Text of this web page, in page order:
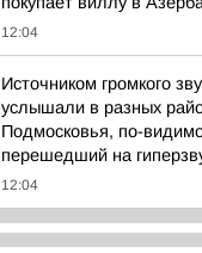
12:04
Источником громкого
услышали в разных
Подмосковья, по-
перешедший на
12:04